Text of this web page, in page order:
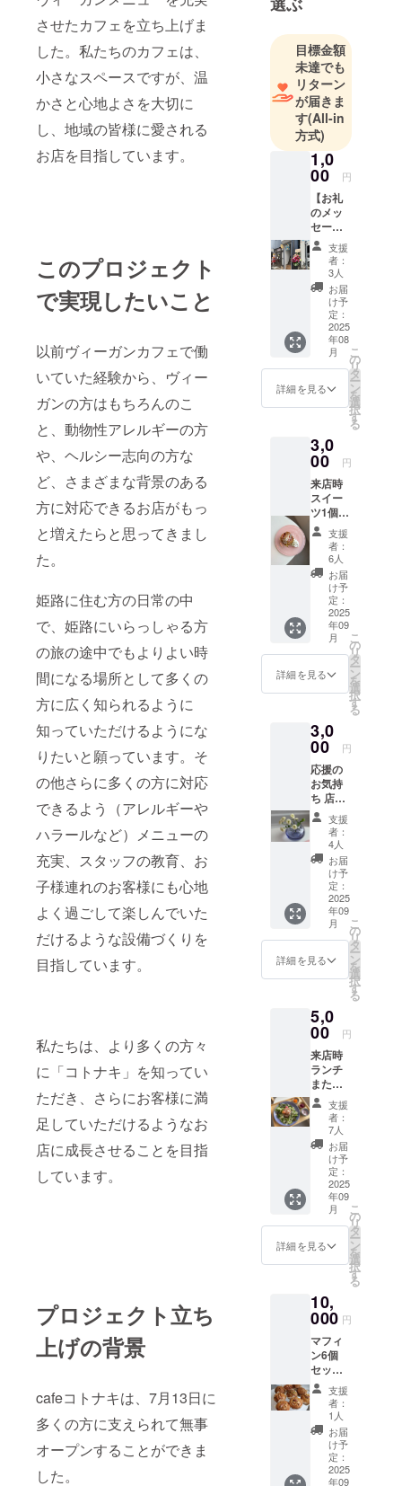
させたカフェを立ち上げま
した。私たちのカフェは、
小さなスペースですが、温
かさと心地よさを大切に
し、地域の皆様に愛される
お店を目指しています。
このプロジェクト
で実現したいこと
以前ヴィーガンカフェで働
いていた経験から、ヴィー
ガンの方はもちろんのこ
と、動物性アレルギーの方
や、ヘルシー志向の方な
ど、さまざまな背景のある
方に対応できるお店がもっ
と増えたらと思ってきまし
た。
姫路に住む方の日常の中
で、姫路にいらっしゃる方
の旅の途中でもよりよい時
間になる場所として多くの
方に広く知られるように
知っていただけるようにな
りたいと願っています。そ
の他さらに多くの方に対応
できるよう（アレルギーや
ハラールなど）メニューの
充実、スタッフの教育、お
子様連れのお客様にも心地
よく過ごして楽しんでいた
だけるような設備づくりを
目指しています。
私たちは、より多くの方々
に「コトナキ」を知ってい
ただき、さらにお客様に満
足していただけるようなお
店に成長させることを目指
しています。
プロジェクト立ち
上げの背景
cafeコトナキは、7月13日に
多くの方に支えられて無事
オープンすることができま
した。
目標金額
未達でも
リターン
が届きま
す(All-in
方式)
1,0
00 円
【お礼
のメッ
セー
ジ】 感
謝の気
持ちを
込め
て、お
礼の
メッ
セージ
をお送
りしま
す。
支援
者：
3人
お届
け予
定：
2025
年08
月
詳細を見る
こ
の
リ
タ
ー
ン
を
選
択
す
る
3,0
00 円
来店時
スイー
ツ1個ま
たはド
リンク1
杯提供
店舗の
詳細：
姫路市
本町68-
1153
姫小路
ビル2F
北根 有
効期
限：
9月から
2026年
8月末ま
で
支援
者：
6人
お届
け予
定：
2025
年09
月
詳細を見る
こ
の
リ
タ
ー
ン
を
選
択
す
る
3,0
00 円
応援の
お気持
ち 店主
からお
礼の
メール
をお送
りしま
支援
者：
4人
お届
け予
定：
2025
年09
月
詳細を見る
こ
の
リ
タ
ー
ン
を
選
択
す
る
5,0
00 円
来店時
ランチ
または
スイー
ツドリ
ンク
セット
提供 店
舗の詳
細：姫
路市本
町68-
1153
姫小路
ビル2F
北 有効
2025年
9月から
2026年
8月末ま
で
支援
者：
7人
お届
け予
定：
2025
年09
月
詳細を見る
こ
の
リ
タ
ー
ン
を
選
択
す
る
10,
000 円
マフィ
ン6個
セット
をお送
りしま
期限：
2025年
9月から
2026年
支援
者：
1人
お届
け予
定：
2025
年09